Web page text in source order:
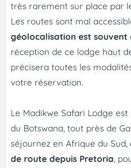
très rarement sur place par
Les routes sont mal
géolocalisation est souvent
réception de ce lodge haut
précisera toutes les
votre réservation.
Le Madikwe Safari Lodge
du Botswana, tout près de
séjournez en Afrique du Sud,
de route depuis Pretoria ,